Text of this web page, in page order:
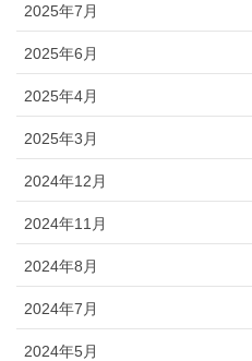
2025年7月
2025年6月
2025年4月
2025年3月
2024年12月
2024年11月
2024年8月
2024年7月
2024年5月